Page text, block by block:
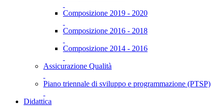
Composizione 2019 - 2020
Composizione 2016 - 2018
Composizione 2014 - 2016
Assicurazione Qualità
Piano triennale di sviluppo e programmazione (PTSP)
Didattica